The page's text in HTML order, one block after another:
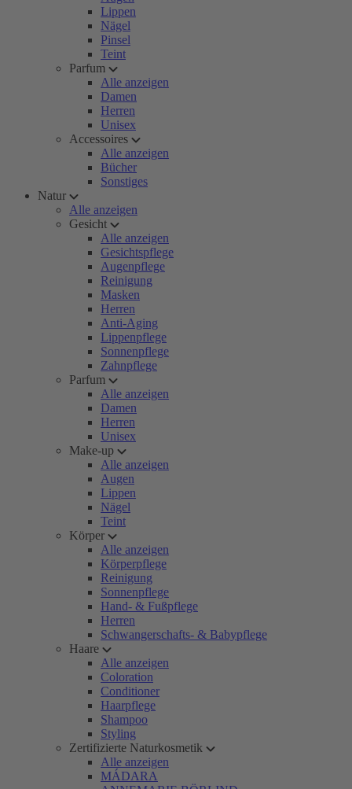
Lippen
Nägel
Pinsel
Teint
Parfum
Alle anzeigen
Damen
Herren
Unisex
Accessoires
Alle anzeigen
Bücher
Sonstiges
Natur
Alle anzeigen
Gesicht
Alle anzeigen
Gesichtspflege
Augenpflege
Reinigung
Masken
Herren
Anti-Aging
Lippenpflege
Sonnenpflege
Zahnpflege
Parfum
Alle anzeigen
Damen
Herren
Unisex
Make-up
Alle anzeigen
Augen
Lippen
Nägel
Teint
Körper
Alle anzeigen
Körperpflege
Reinigung
Sonnenpflege
Hand- & Fußpflege
Herren
Schwangerschafts- & Babypflege
Haare
Alle anzeigen
Coloration
Conditioner
Haarpflege
Shampoo
Styling
Zertifizierte Naturkosmetik
Alle anzeigen
MÁDARA